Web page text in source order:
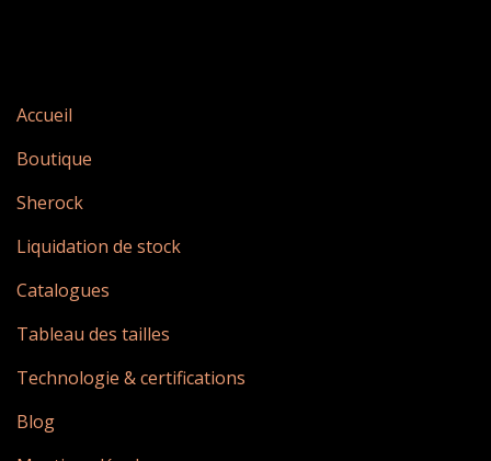
Accueil
Boutique
Sherock
Liquidation de stock
Catalogues
Tableau des tailles
Technologie & certifications
Blog